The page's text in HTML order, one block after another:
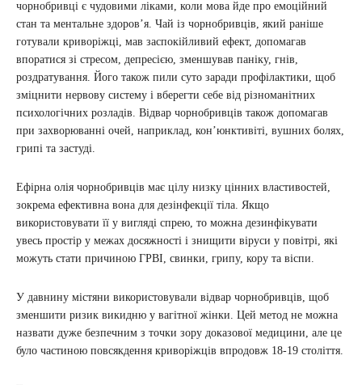
чорнобривці є чудовими ліками, коли мова йде про емоційний
стан та ментальне здоров’я. Чай із чорнобривців, який раніше
готували криворіжці, мав заспокійливий ефект, допомагав
впоратися зі стресом, депресією, зменшував паніку, гнів,
роздратування. Його також пили суто заради профілактики, щоб
зміцнити нервову систему і вберегти себе від різноманітних
психологічних розладів. Відвар чорнобривців також допомагав
при захворюванні очей, наприклад, кон’юнктивіті, вушних болях,
грипі та застуді.
Ефірна олія чорнобривців має цілу низку цінних властивостей,
зокрема ефективна вона для дезінфекції тіла. Якщо
використовувати її у вигляді спрею, то можна дезинфікувати
увесь простір у межах досяжності і знищити віруси у повітрі, які
можуть стати причиною ГРВІ, свинки, грипу, кору та віспи.
У давнину містяни використовували відвар чорнобривців, щоб
зменшити ризик викидню у вагітної жінки. Цей метод не можна
назвати дуже безпечним з точки зору доказової медицини, але це
було частиною повсякдення криворіжців впродовж 18-19 століття.